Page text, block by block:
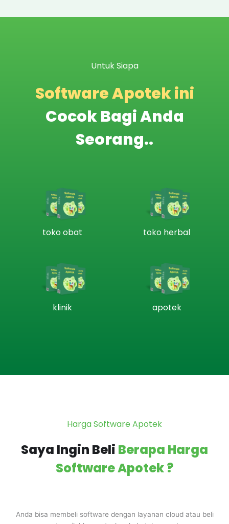
Untuk Siapa
Software Apotek ini
Cocok Bagi Anda
Seorang..
toko obat toko herbal
klinik apotek
Harga Software Apotek
Saya Ingin Beli Berapa Harga
Software Apotek ?
Anda bisa membeli software dengan layanan cloud atau beli